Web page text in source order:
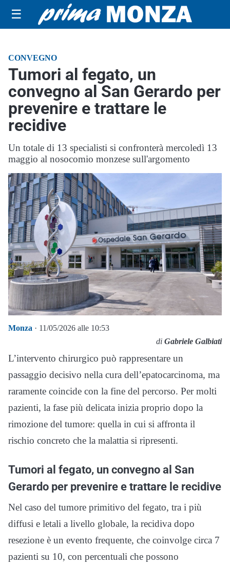
☰
CONVEGNO
Tumori al fegato, un
convegno al San Gerardo per
prevenire e trattare le
recidive
Un totale di 13 specialisti si confronterà mercoledì 13
maggio al nosocomio monzese sull'argomento
Monza · 11/05/2026 alle 10:53
di Gabriele Galbiati
L’intervento chirurgico può rappresentare un
passaggio decisivo nella cura dell’epatocarcinoma, ma
raramente coincide con la fine del percorso. Per molti
pazienti, la fase più delicata inizia proprio dopo la
rimozione del tumore: quella in cui si affronta il
rischio concreto che la malattia si ripresenti.
Tumori al fegato, un convegno al San
Gerardo per prevenire e trattare le recidive
Nel caso del tumore primitivo del fegato, tra i più
diffusi e letali a livello globale, la recidiva dopo
resezione è un evento frequente, che coinvolge circa 7
pazienti su 10, con percentuali che possono